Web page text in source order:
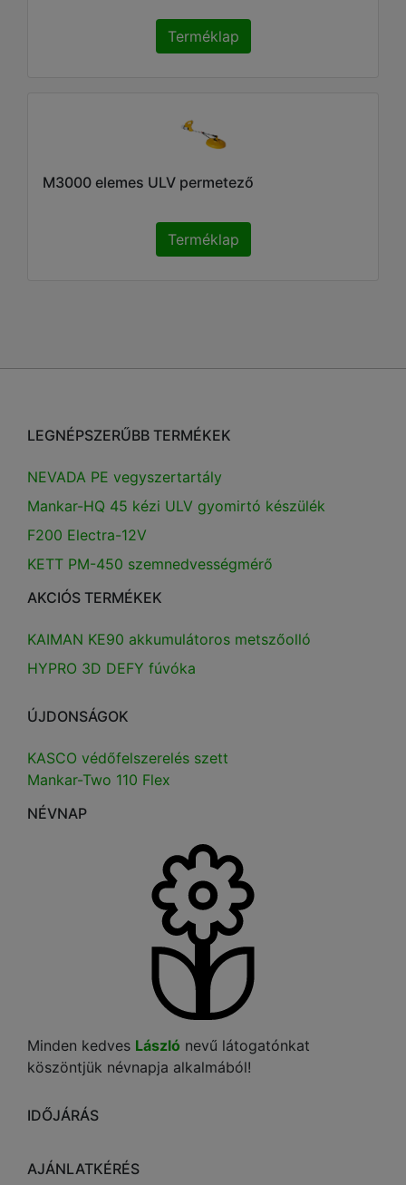
Terméklap
M3000 elemes ULV permetező
Terméklap
LEGNÉPSZERŰBB TERMÉKEK
NEVADA PE vegyszertartály
Mankar-HQ 45 kézi ULV gyomirtó készülék
F200 Electra-12V
KETT PM-450 szemnedvességmérő
AKCIÓS TERMÉKEK
KAIMAN KE90 akkumulátoros metszőolló
HYPRO 3D DEFY fúvóka
ÚJDONSÁGOK
KASCO védőfelszerelés szett
Mankar-Two 110 Flex
NÉVNAP
Minden kedves László nevű látogatónkat
köszöntjük névnapja alkalmából!
IDŐJÁRÁS
AJÁNLATKÉRÉS